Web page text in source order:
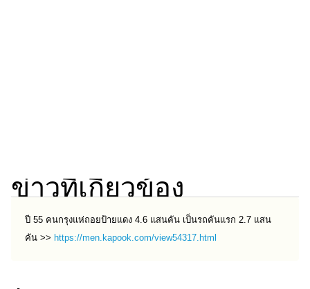
ราคา
น้ำมัน
วา
ข่าวที่เกี่ยวข้อง
ปี 55 คนกรุงแห่ถอยป้ายแดง 4.6 แสนคัน เป็นรถคันแรก 2.7 แสน
คัน >> https://men.kapook.com/view54317.html